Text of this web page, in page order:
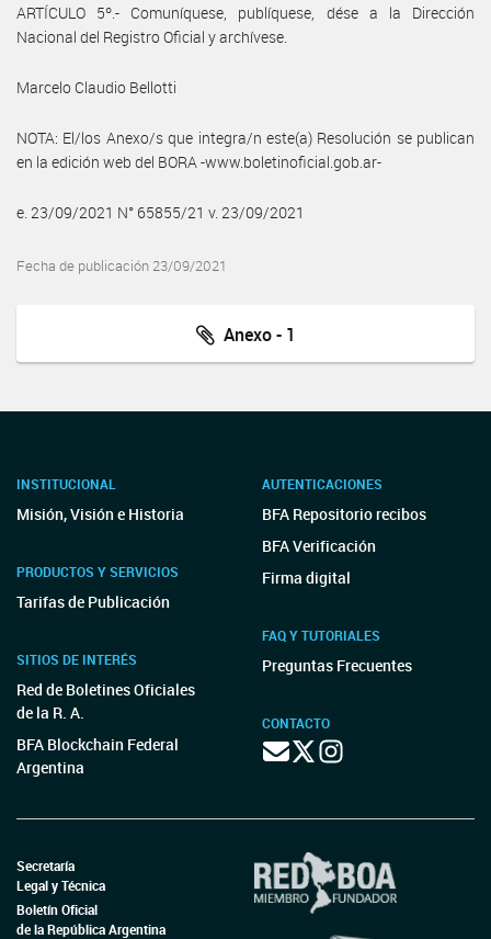
ARTÍCULO 5º.- Comuníquese, publíquese, dése a la Dirección
Nacional del Registro Oficial y archívese.
Marcelo Claudio Bellotti
NOTA: El/los Anexo/s que integra/n este(a) Resolución se publican
en la edición web del BORA -www.boletinoficial.gob.ar-
e. 23/09/2021 N° 65855/21 v. 23/09/2021
Fecha de publicación 23/09/2021
Anexo - 1
INSTITUCIONAL
Misión, Visión e Historia
PRODUCTOS Y SERVICIOS
Tarifas de Publicación
SITIOS DE INTERÉS
Red de Boletines Oficiales
de la R. A.
BFA Blockchain Federal
Argentina
AUTENTICACIONES
BFA Repositorio recibos
BFA Verificación
Firma digital
FAQ Y TUTORIALES
Preguntas Frecuentes
CONTACTO
Secretaría
Legal y Técnica
Boletín Oficial
de la República Argentina